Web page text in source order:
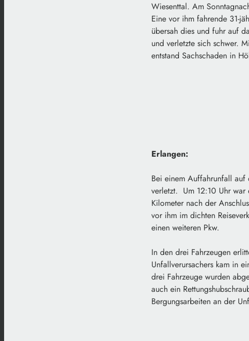
Wiesenttal. Am
Eine vor ihm fahrende 31-
übersah dies und fuhr auf
und verletzte sich schwer.
entstand Sachschaden in
Erlangen:
Bei einem Auffahrunfall
verletzt. Um 12:10 Uhr war
Kilometer nach der
vor ihm im dichten
einen weiteren Pkw.
In den drei Fahrzeugen
Unfallverursachers kam in
drei Fahrzeuge wurden
auch ein
Bergungsarbeiten an der